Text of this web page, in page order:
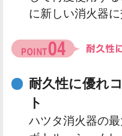
に新しい消火器
耐久性に優れ
ト
ハツタ消火器の